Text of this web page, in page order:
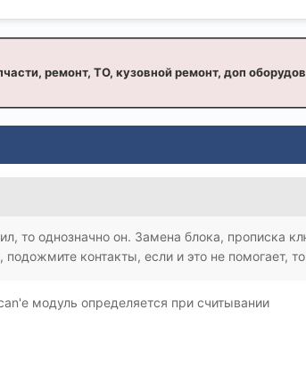
ремонт, ТО, кузовной ремонт, доп
то однозначно он. Замена блока, прописка
контакты, если и это не помогает,
модуль определяется при считывании